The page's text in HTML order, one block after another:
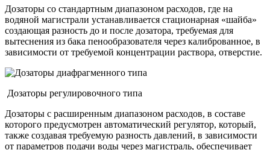
Дозаторы со стандартным диапазоном расходов, где на
водяной магистрали устанавливается стационарная «шайба»
создающая разность до и после дозатора, требуемая для
вытеснения из бака пенообразователя через калиброванное, в
зависимости от требуемой концентрации раствора, отверстие.
Дозаторы регулировочного типа
Дозаторы с расширенным диапазоном расходов, в составе
которого предусмотрен автоматический регулятор, который,
также создавая требуемую разность давлений, в зависимости
от параметров подачи воды через магистраль, обеспечивает